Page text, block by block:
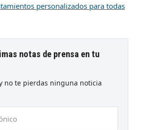
personalizados para todas
notas de prensa en tu
no te pierdas ninguna noticia